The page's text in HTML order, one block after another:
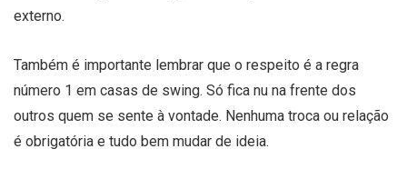
externo.
Também é importante lembrar que o respeito é a regra
número 1 em casas de swing. Só fica nu na frente dos
outros quem se sente à vontade. Nenhuma troca ou relação
é obrigatória e tudo bem mudar de ideia.